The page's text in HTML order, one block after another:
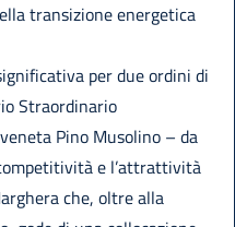
transizione energetica
per due ordini di
Straordinario
Pino Musolino – da
e l’attrattività
che, oltre alla